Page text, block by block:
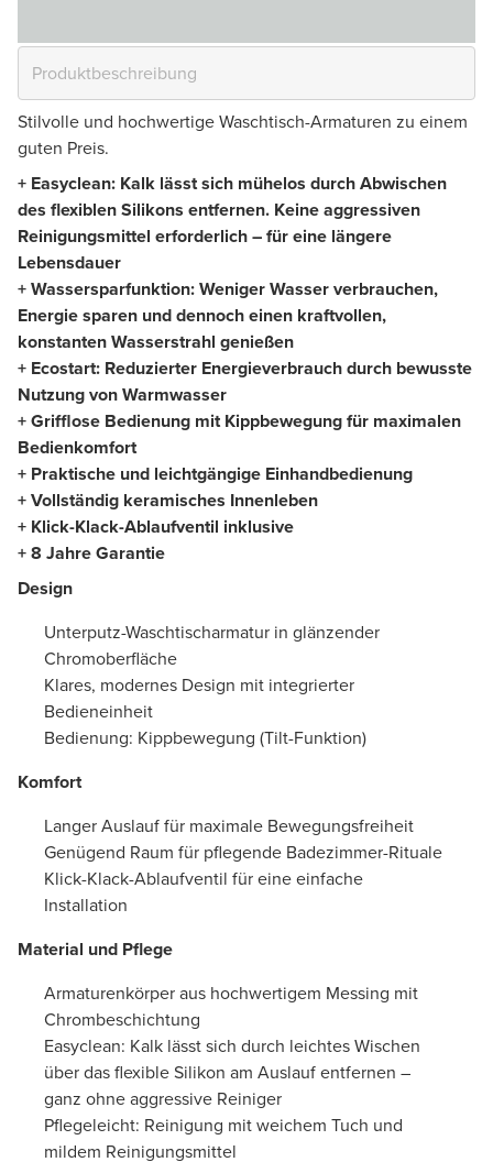
Stilvolle und hochwertige Waschtisch-Armaturen zu einem
guten Preis.
+ Easyclean: Kalk lässt sich mühelos durch Abwischen
des flexiblen Silikons entfernen. Keine aggressiven
Reinigungsmittel erforderlich – für eine längere
Lebensdauer
+ Wassersparfunktion: Weniger Wasser verbrauchen,
Energie sparen und dennoch einen kraftvollen,
konstanten Wasserstrahl genießen
+ Ecostart: Reduzierter Energieverbrauch durch bewusste
Nutzung von Warmwasser
+ Grifflose Bedienung mit Kippbewegung für maximalen
Bedienkomfort
+ Praktische und leichtgängige Einhandbedienung
+ Vollständig keramisches Innenleben
+ Klick-Klack-Ablaufventil inklusive
+ 8 Jahre Garantie
Design
Unterputz-Waschtischarmatur in glänzender
Chromoberfläche
Klares, modernes Design mit integrierter
Bedieneinheit
Bedienung: Kippbewegung (Tilt-Funktion)
Komfort
Langer Auslauf für maximale Bewegungsfreiheit
Genügend Raum für pflegende Badezimmer-Rituale
Klick-Klack-Ablaufventil für eine einfache
Installation
Material und Pflege
Armaturenkörper aus hochwertigem Messing mit
Chrombeschichtung
Easyclean: Kalk lässt sich durch leichtes Wischen
über das flexible Silikon am Auslauf entfernen –
ganz ohne aggressive Reiniger
Pflegeleicht: Reinigung mit weichem Tuch und
mildem Reinigungsmittel